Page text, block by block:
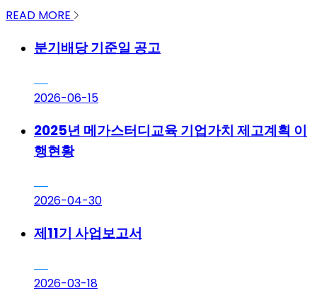
READ MORE
분기배당 기준일 공고
2026-06-15
2025년 메가스터디교육 기업가치 제고계획 이
행현황
2026-04-30
제11기 사업보고서
2026-03-18